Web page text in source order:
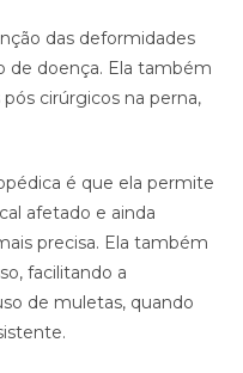
das deformidades
de doença. Ela também
cirúrgicos na perna,
é que ela permite
afetado e ainda
precisa. Ela também
facilitando a
de muletas, quando